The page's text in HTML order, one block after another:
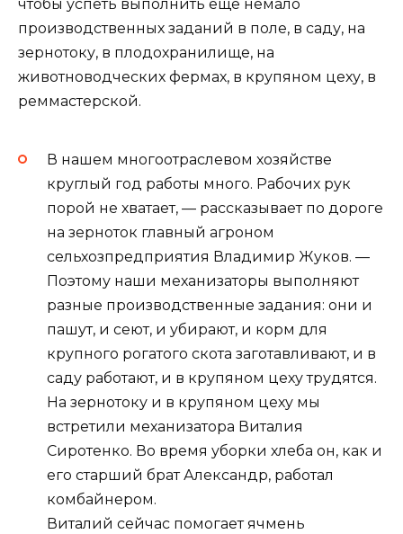
чтобы успеть выполнить еще немало
производственных заданий в поле, в саду, на
зернотоку, в плодохранилище, на
животноводческих фермах, в крупяном цеху, в
реммастерской.
В нашем многоотраслевом хозяйстве
круглый год работы много. Рабочих рук
порой не хватает, — рассказывает по дороге
на зерноток главный агроном
сельхозпредприятия Владимир Жуков. —
Поэтому наши механизаторы выполняют
разные производственные задания: они и
пашут, и сеют, и убирают, и корм для
крупного рогатого скота заготавливают, и в
саду работают, и в крупяном цеху трудятся.
На зернотоку и в крупяном цеху мы
встретили механизатора Виталия
Сиротенко. Во время уборки хлеба он, как и
его старший брат Александр, работал
комбайнером.
Виталий сейчас помогает ячмень